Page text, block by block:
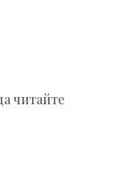
читайте